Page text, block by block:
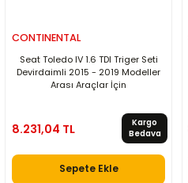
CONTINENTAL
Seat Toledo IV 1.6 TDI Triger Seti
Devirdaimli 2015 - 2019 Modeller
Arası Araçlar İçin
8.231,04 TL
Kargo
Bedava
Sepete Ekle